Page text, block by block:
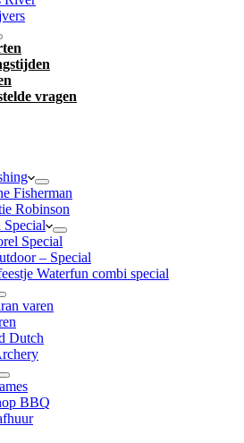
vragen
Fisherman
Robinson
Special
– Special
Waterfun combi special
varen
Dutch
BBQ